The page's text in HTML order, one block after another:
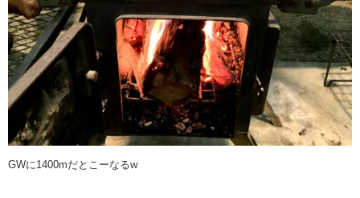
GWに1400mだとこーなるw